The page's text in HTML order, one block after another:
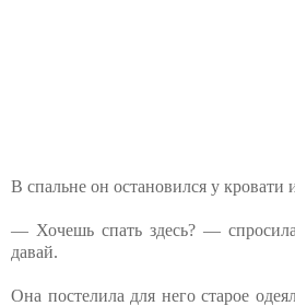
В спальне он остановился у кровати
— Хочешь спать здесь? —
давай.
Она ⁨постелила для него старое